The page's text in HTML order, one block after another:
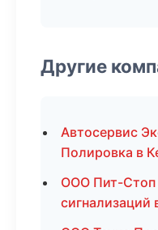
Другие
Автосервис
Полировка в
ООО Пит-Стоп
сигнализаций